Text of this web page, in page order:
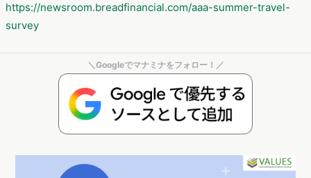
https://newsroom.breadfinancial.com/aaa-summer-travel-
survey
＼Googleでマナミナをフォロー！／